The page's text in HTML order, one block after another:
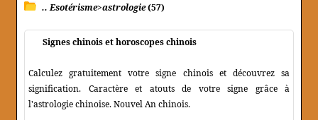
.. Esotérisme>astrologie(57)
Signes chinois et horoscopes chinois
Calculez gratuitement votre signe chinois et découvrez sa
signification. Caractère et atouts de votre signe grâce à
l'astrologie chinoise. Nouvel An chinois.